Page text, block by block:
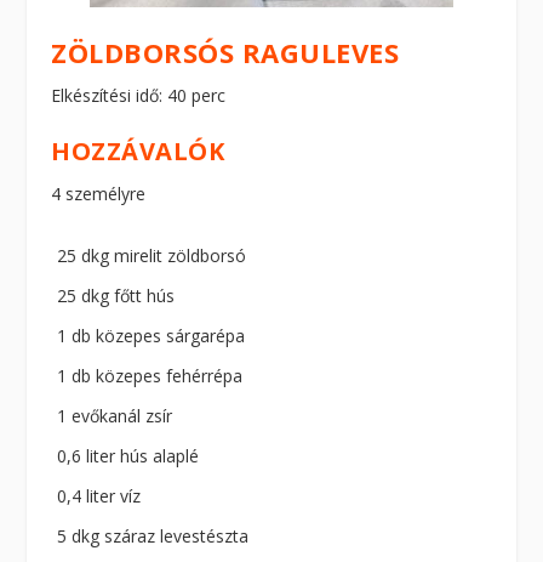
ZÖLDBORSÓS RAGULEVES
Elkészítési idő: 40 perc
HOZZÁVALÓK
4 személyre
25 dkg mirelit zöldborsó
25 dkg főtt hús
1 db közepes sárgarépa
1 db közepes fehérrépa
1 evőkanál zsír
0,6 liter hús alaplé
0,4 liter víz
5 dkg száraz levestészta